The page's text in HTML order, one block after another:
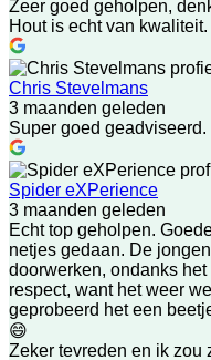
Zeer goed geholpen,
Hout is echt van kwaliteit.
Chris Stevelmans
3 maanden geleden
Super goed geadviseerd.
Spider eXPerience
3 maanden geleden
Echt top geholpen.
netjes gedaan. De
doorwerken, ondanks
respect, want het weer
geprobeerd het een
😄
Zeker tevreden en ik zou